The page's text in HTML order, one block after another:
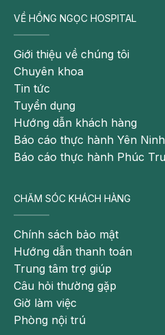
Những món ăn chứa
cho mẹ nguồn năng lượng
quá trình vượt cạn một cách
Ăn rau lang
Trong suốt thai kỳ, nhiều
lang thường xuyên vì nó
chất xơ mà còn giúp cải
một cách hiệu quả. Không
cung nhanh mềm, rút ngắn
dễ sinh thường hơn.
VỀ HỒNG NGỌC HOSPITAL
Giới thiệu về chúng tôi
Chuyên khoa
Tin tức
Tuyển dụng
Hướng dẫn khách hàng
Báo cáo thực hành Yên Ninh
Báo cáo thực hành Phúc
CHĂM SÓC KHÁCH HÀNG
Chính sách bảo mật
Hướng dẫn thanh toán
Trung tâm trợ giúp
Câu hỏi thường gặp
Giờ làm việc
Phòng nội trú